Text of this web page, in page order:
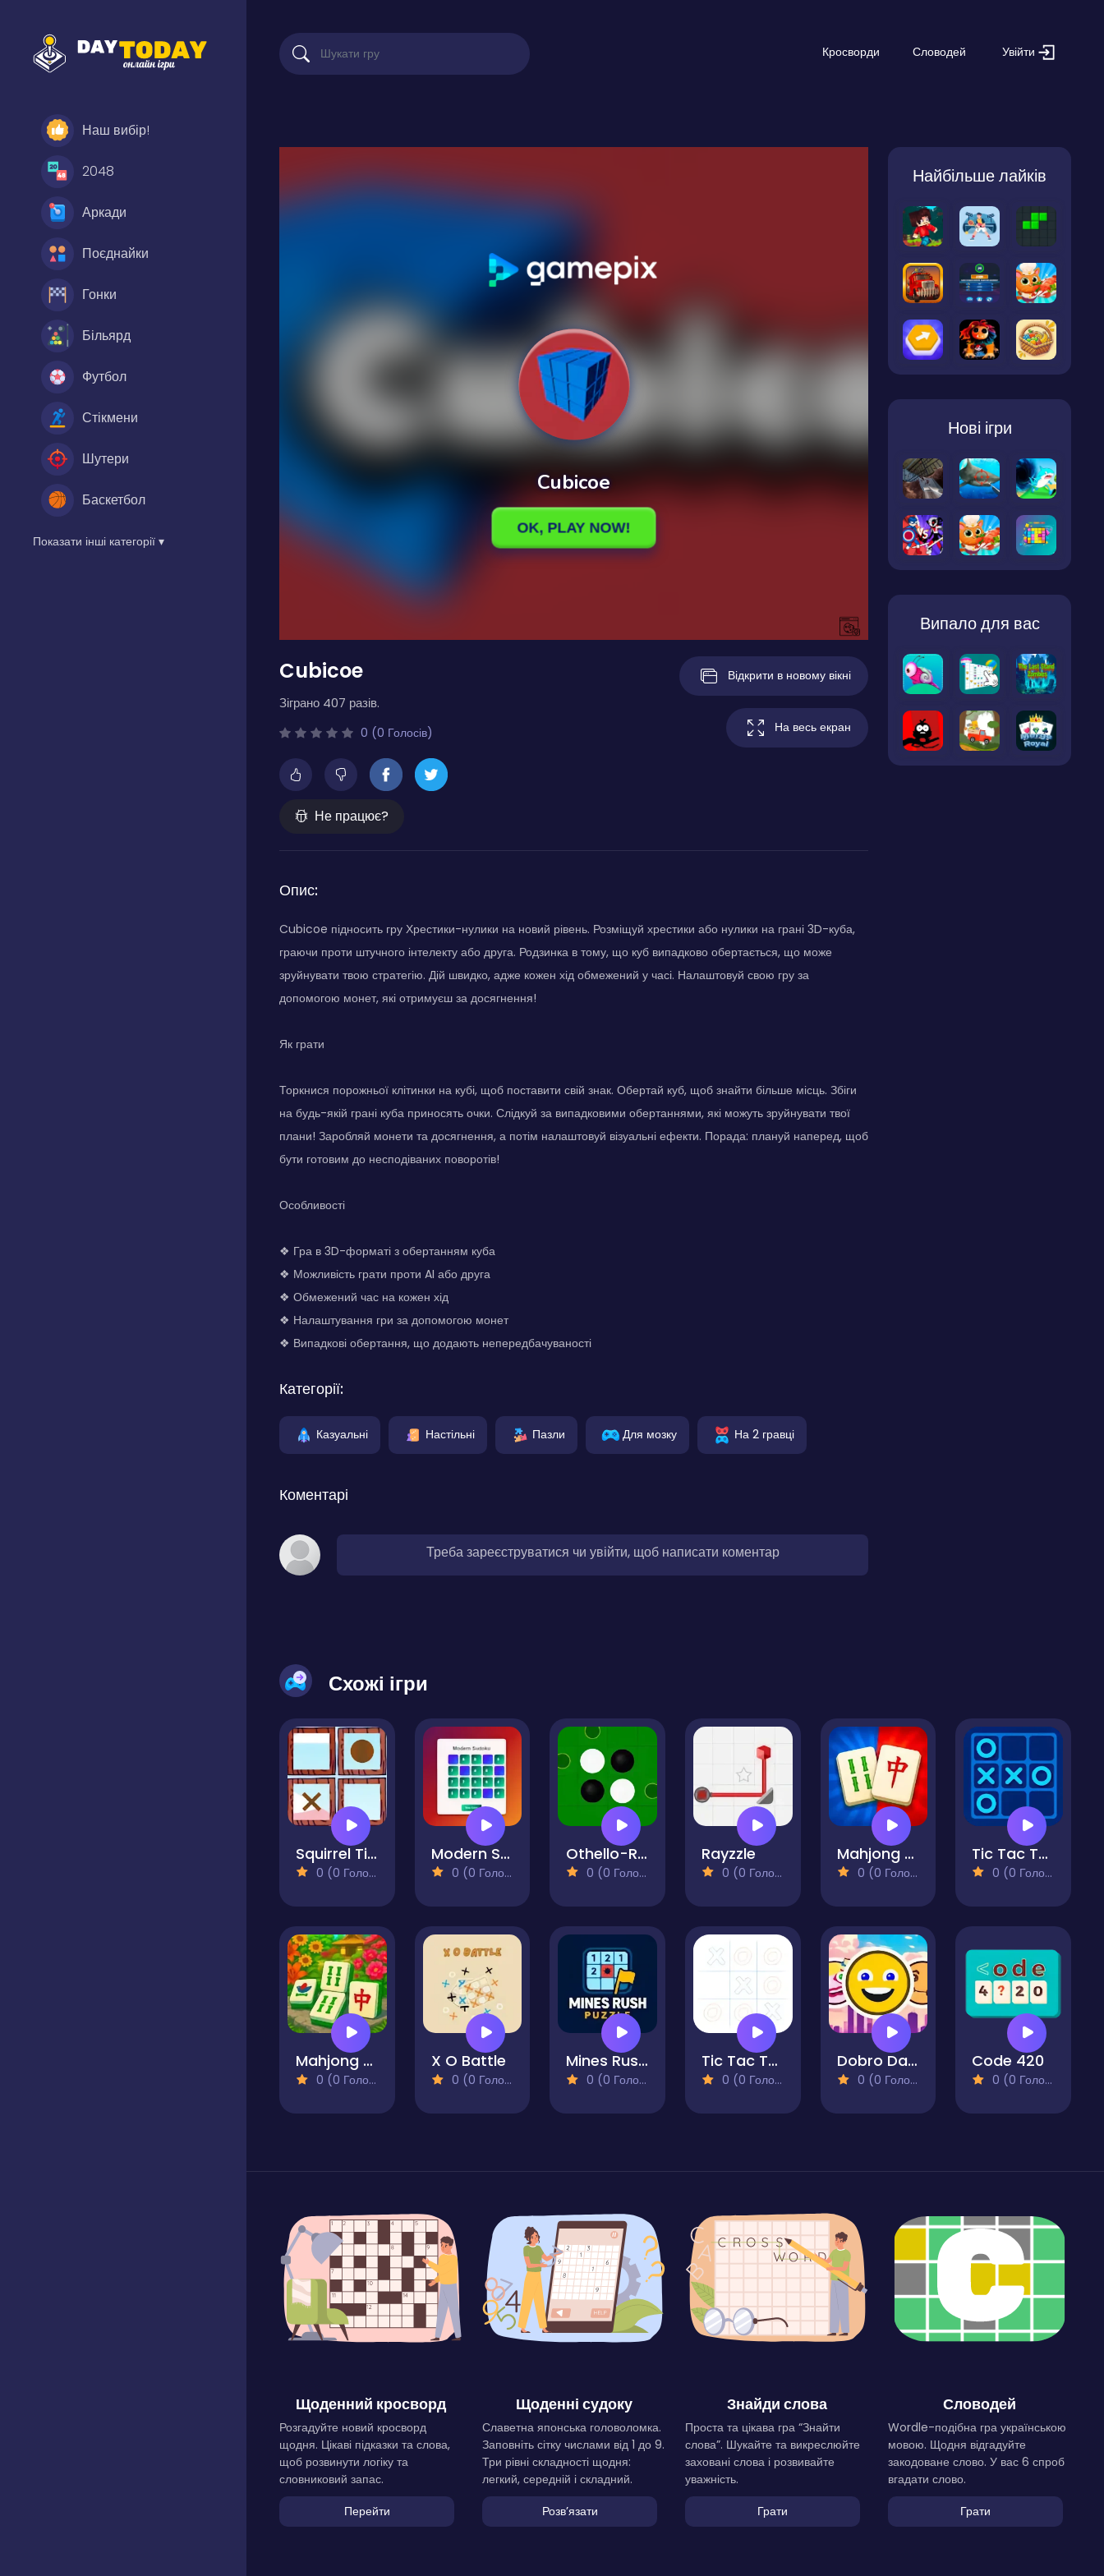
Наш вибір!
2048
Аркади
Поєднайки
Гонки
Більярд
Футбол
Стікмени
Шутери
Баскетбол
Показати інші категорії ▾
Кросворди Словодей Увійти
Cubicoe
Зіграно 407 разів.
0 (0 Голосів)
Не працює?
Відкрити в новому вікні
На весь екран
Опис:
Cubicoe підносить гру Хрестики-нулики на новий рівень. Розміщуй хрестики або нулики на грані 3D-куба,
граючи проти штучного інтелекту або друга. Родзинка в тому, що куб випадково обертається, що може
зруйнувати твою стратегію. Дій швидко, адже кожен хід обмежений у часі. Налаштовуй свою гру за
допомогою монет, які отримуєш за досягнення!
Як грати
Торкнися порожньої клітинки на кубі, щоб поставити свій знак. Обертай куб, щоб знайти більше місць. Збіги
на будь-якій грані куба приносять очки. Слідкуй за випадковими обертаннями, які можуть зруйнувати твої
плани! Заробляй монети та досягнення, а потім налаштовуй візуальні ефекти. Порада: плануй наперед, щоб
бути готовим до несподіваних поворотів!
Особливості
❖ Гра в 3D-форматі з обертанням куба
❖ Можливість грати проти AI або друга
❖ Обмежений час на кожен хід
❖ Налаштування гри за допомогою монет
❖ Випадкові обертання, що додають непередбачуваності
Категорії:
Казуальні Настільні Пазли Для мозку На 2 гравці
Коментарі
Треба зареєструватися чи увійти, щоб написати коментар
Найбільше лайків
Нові ігри
Випало для вас
Схожі ігри
Squirrel Tic Tac Toe
0 (0 Голосів)
Modern Sudoku
0 (0 Голосів)
Othello-Reversi
0 (0 Голосів)
Rayzzle
0 (0 Голосів)
Mahjong for Free
0 (0 Голосів)
Tic Tac Toe Variant
0 (0 Голосів)
Mahjong Garden
0 (0 Голосів)
X O Battle
0 (0 Голосів)
Mines Rush Puzzle
0 (0 Голосів)
Tic Tac Toe Multiplayer
0 (0 Голосів)
Dobro Dash
0 (0 Голосів)
Code 420
0 (0 Голосів)
Щоденний кросворд
Розгадуйте новий кросворд
щодня. Цікаві підказки та слова,
щоб розвинути логіку та
словниковий запас.
Перейти
Щоденні судоку
Славетна японська головоломка.
Заповніть сітку числами від 1 до 9.
Три рівні складності щодня:
легкий, середній і складний.
Розвʼязати
Знайди слова
Проста та цікава гра “Знайти
слова”. Шукайте та викреслюйте
заховані слова і розвивайте
уважність.
Грати
Словодей
Wordle-подібна гра українською
мовою. Щодня відгадуйте
закодоване слово. У вас 6 спроб
вгадати слово.
Грати